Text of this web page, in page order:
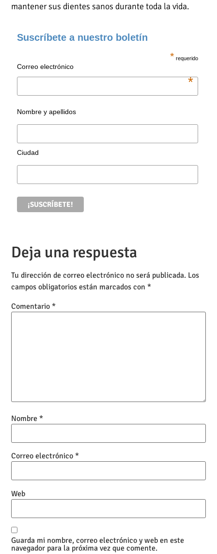
mantener sus dientes sanos durante toda la vida.
Suscríbete a nuestro boletín
* requerido
Correo electrónico
*
Nombre y apellidos
Ciudad
Deja una respuesta
Tu dirección de correo electrónico no será publicada. Los
campos obligatorios están marcados con*
Comentario*
Nombre*
Correo electrónico*
Web
Guarda mi nombre, correo electrónico y web en este
navegador para la próxima vez que comente.